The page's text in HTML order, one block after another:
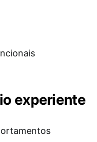
experiente